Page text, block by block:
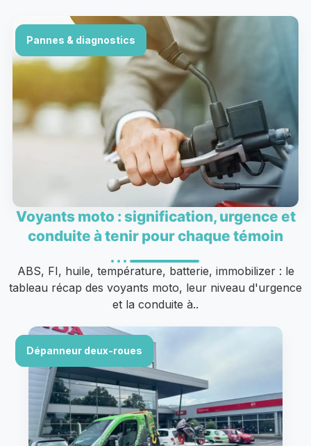
Pannes & diagnostics
Voyants moto : signification, urgence et
conduite à tenir pour chaque témoin
ABS, FI, huile, température, batterie, immobilizer : le
tableau récap des voyants moto, leur niveau d'urgence
et la conduite à..
Dépanneur deux-roues